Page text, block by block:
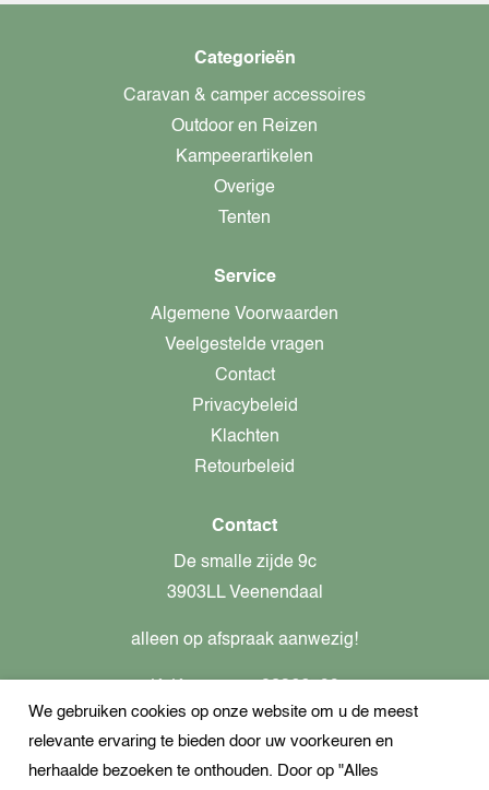
Categorieën
Caravan & camper accessoires
Outdoor en Reizen
Kampeerartikelen
Overige
Tenten
Service
Algemene Voorwaarden
Veelgestelde vragen
Contact
Privacybeleid
Klachten
Retourbeleid
Contact
De smalle zijde 9c
3903LL Veenendaal
alleen op afspraak aanwezig!
Btw-nummer: nl862437301B01
+31621944547
We gebruiken cookies op onze website om u de meest
relevante ervaring te bieden door uw voorkeuren en
herhaalde bezoeken te onthouden. Door op "Alles